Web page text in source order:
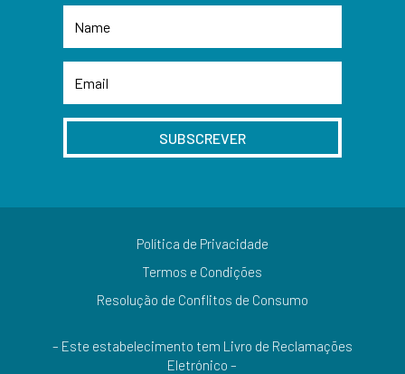
SUBSCREVER
Política de Privacidade
Termos e Condições
Resolução de Conflitos de Consumo
– Este estabelecimento tem Livro de Reclamações
Eletrónico –